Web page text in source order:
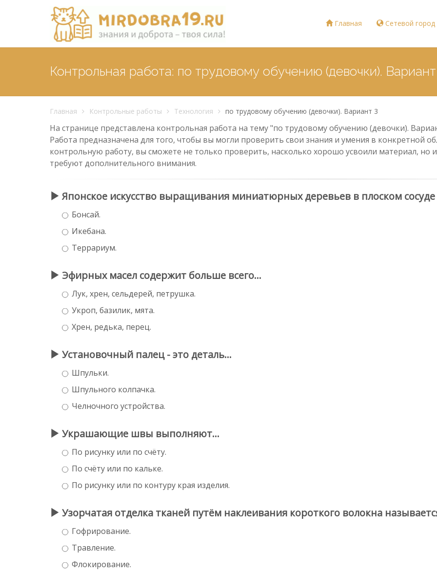
Главная Сетевой город
Контрольная работа: по трудовому обучению (девочки).
Главная Контрольные работы Технология по трудовому обучению (девочки). Вариант 3
На странице представлена контрольная работа на тему "по трудовому обучению (девочки).
Работа предназначена для того, чтобы вы могли проверить свои знания и умения в конкретной
контрольную работу, вы сможете не только проверить, насколько хорошо усвоили материал, но
требуют дополнительного внимания.
Японское искусство выращивания миниатюрных деревьев в плоском сосуде
Бонсай.
Икебана.
Террариум.
Эфирных масел содержит больше всего...
Лук, хрен, сельдерей, петрушка.
Укроп, базилик, мята.
Хрен, редька, перец.
Установочный палец - это деталь...
Шпульки.
Шпульного колпачка.
Челночного устройства.
Украшающие швы выполняют...
По рисунку или по счёту.
По счёту или по кальке.
По рисунку или по контуру края изделия.
Узорчатая отделка тканей путём наклеивания короткого волокна
Гофрирование.
Травление.
Флокирование.